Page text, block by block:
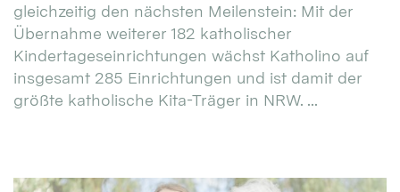
gleichzeitig den nächsten Meilenstein: Mit der
Übernahme weiterer 182 katholischer
Kindertageseinrichtungen wächst Katholino auf
insgesamt 285 Einrichtungen und ist damit der
größte katholische Kita-Träger in NRW. ...